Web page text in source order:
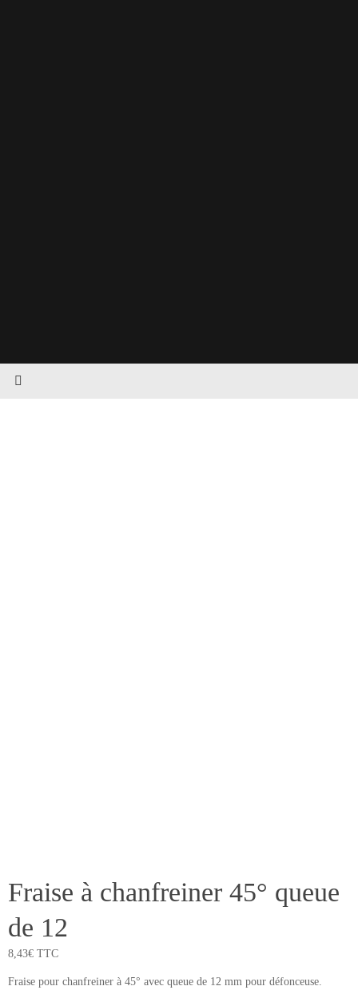
Fraise à chanfreiner 45° queue
de 12
8,43€ TTC
Fraise pour chanfreiner à 45° avec queue de 12 mm pour défonceuse.